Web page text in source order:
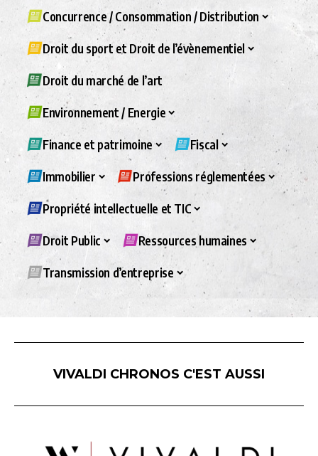
Concurrence / Consommation / Distribution
Droit du sport et Droit de l’évènementiel
Droit du marché de l’art
Environnement / Energie
Finance et patrimoine Fiscal
Immobilier Professions réglementées
Propriété intellectuelle et TIC
Droit Public Ressources humaines
Transmission d’entreprise
VIVALDI CHRONOS C'EST AUSSI